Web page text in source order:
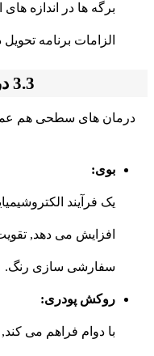
برگه ها در اندازه
الزامات برنامه
3.3 درمان سطح و پس از پردازش
درمان های سطحی هم
بوی:
یک فرآیند
افزایش می دهد,
سفارشی سازی رنگ.
روکش پودری:
با دوام فراهم می